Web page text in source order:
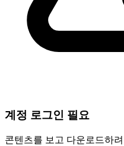
계정 로그인 필요
콘텐츠를 보고 다운로드하